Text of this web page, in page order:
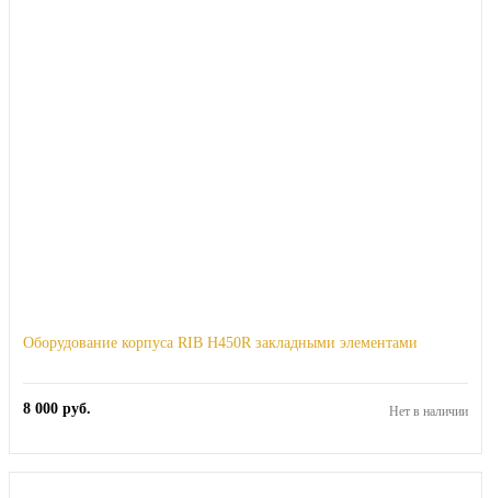
Оборудование корпуса RIB H450R закладными элементами
8 000 руб. Нет в наличии